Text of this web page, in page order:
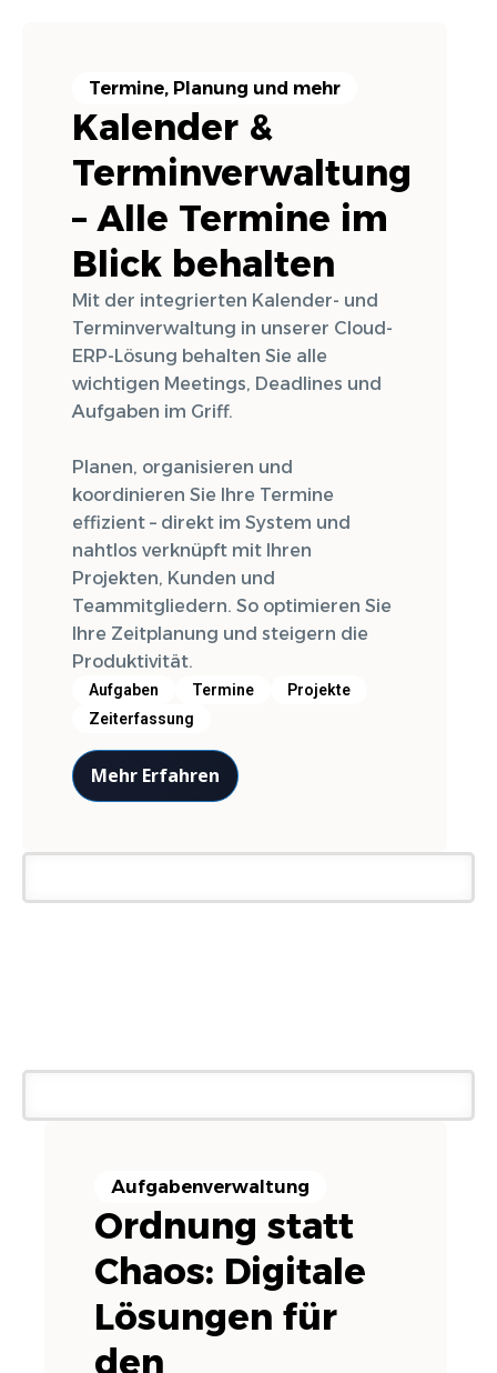
Termine, Planung und mehr
Kalender &
Terminverwaltung
– Alle Termine im
Blick behalten
Mit der integrierten Kalender- und
Terminverwaltung in unserer Cloud-
ERP-Lösung behalten Sie alle
wichtigen Meetings, Deadlines und
Aufgaben im Griff.
Planen, organisieren und
koordinieren Sie Ihre Termine
effizient – direkt im System und
nahtlos verknüpft mit Ihren
Projekten, Kunden und
Teammitgliedern. So optimieren Sie
Ihre Zeitplanung und steigern die
Produktivität.
Aufgaben Termine
Projekte
Zeiterfassung
Mehr Erfahren
Aufgabenverwaltung
Ordnung statt
Chaos: Digitale
Lösungen für
den